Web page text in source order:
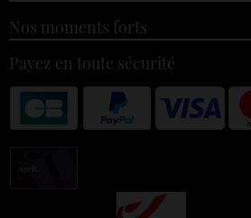
Nos moments forts
Payez en toute sécurité